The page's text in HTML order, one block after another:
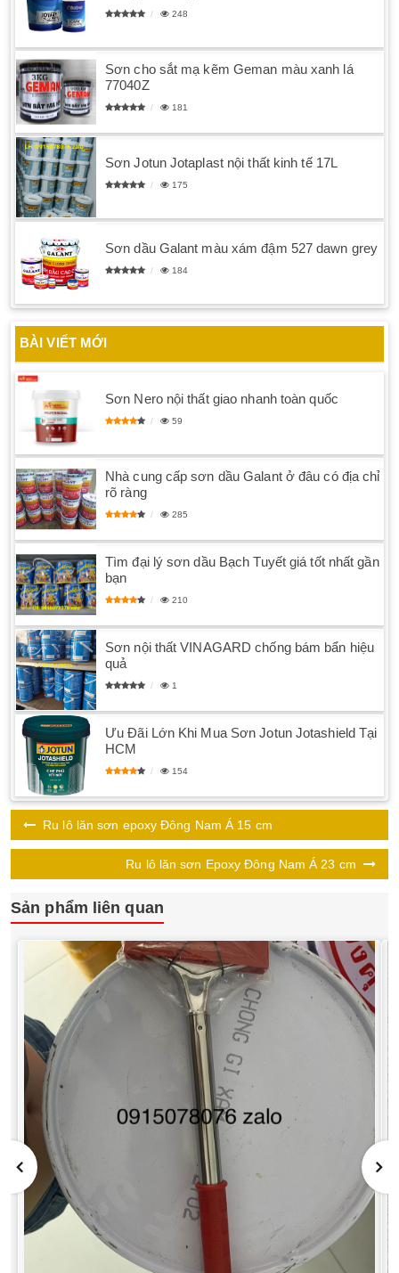
248
Sơn cho sắt mạ kẽm Geman màu xanh lá
77040Z
181
Sơn Jotun Jotaplast nội thất kinh tế 17L
175
Sơn dầu Galant màu xám đậm 527 dawn grey
184
BÀI VIẾT MỚI
Sơn Nero nội thất giao nhanh toàn quốc
59
Nhà cung cấp sơn dầu Galant ở đâu có địa chỉ
rõ ràng
285
Tìm đại lý sơn dầu Bạch Tuyết giá tốt nhất gần
bạn
210
Sơn nội thất VINAGARD chống bám bẩn hiệu
quả
1
Ưu Đãi Lớn Khi Mua Sơn Jotun Jotashield Tại
HCM
154
Ru lô lăn sơn epoxy Đông Nam Á 15 cm
Ru lô lăn sơn Epoxy Đông Nam Á 23 cm
Sản phẩm liên quan